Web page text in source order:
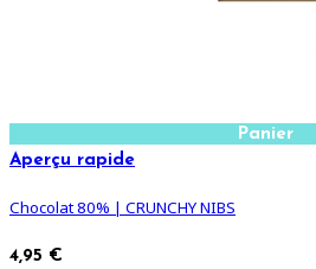
Panier
Aperçu rapide
Chocolat 80% | CRUNCHY NIBS
4,95 €